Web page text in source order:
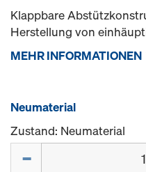
Klappbare
Herstellung von
MEHR INFORMATIONEN
Neumaterial
Zustand: Neumaterial